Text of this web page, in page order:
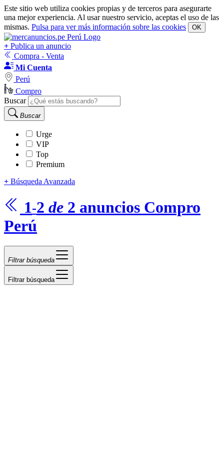
Este sitio web utiliza cookies propias y de terceros para asegurarte
una mejor experiencia. Al usar nuestro servicio, aceptas el uso de las
mismas. Pulsa para ver más información sobre las cookies OK
+ Publica un anuncio
Compra - Venta
Mi Cuenta
Perú
Compro
Buscar
Buscar
Urge
VIP
Top
Premium
+ Búsqueda Avanzada
1-2 de 2 anuncios Compro
Perú
Filtrar búsqueda
Filtrar búsqueda